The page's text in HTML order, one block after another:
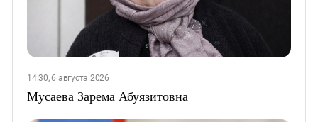
14:30, 6 августа 2026
Мусаева Зарема Абуязитовна